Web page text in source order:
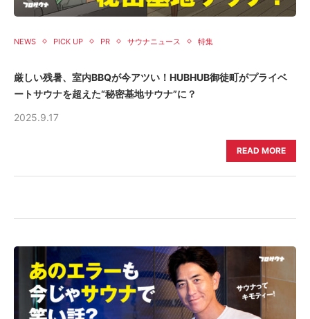
NEWS PICK UP PR サウナニュース 特集
厳しい残暑、室内BBQが今アツい！HUBHUB御徒町がプライベ
ートサウナを超えた“秘密基地サウナ”に？
2025.9.17
READ MORE